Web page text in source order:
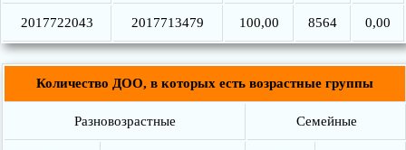
2017722043 2017713479 100,00 8564 0,00
Количество ДОО, в которых есть возрастные группы
Разновозрастные Семейные